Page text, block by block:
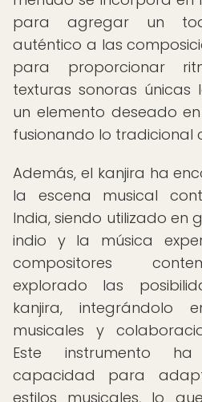
para agregar un
auténtico a las
para proporcionar
texturas sonoras
un elemento deseado
fusionando lo tradicional
Además, el kanjira ha
la escena musical
India, siendo utilizado en
indio y la música
compositores
explorado las
kanjira, integrándolo
musicales y
Este instrumento
capacidad para
estilos musicales, lo